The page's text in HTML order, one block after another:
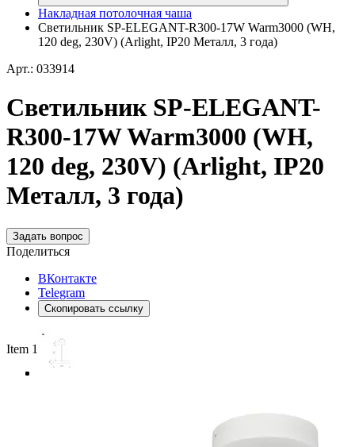
Накладная потолочная чаша
Светильник SP-ELEGANT-R300-17W Warm3000 (WH,
120 deg, 230V) (Arlight, IP20 Металл, 3 года)
Арт.: 033914
Светильник SP-ELEGANT-
R300-17W Warm3000 (WH,
120 deg, 230V) (Arlight, IP20
Металл, 3 года)
Задать вопрос
Поделиться
ВКонтакте
Telegram
Скопировать ссылку
Item 1 of 4